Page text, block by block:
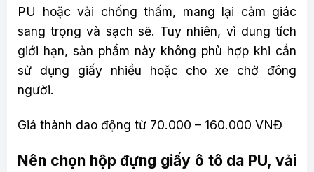
PU hoặc vải chống thấm, mang lại cảm giác
sang trọng và sạch sẽ. Tuy nhiên, vì dung tích
giới hạn, sản phẩm này không phù hợp khi cần
sử dụng giấy nhiều hoặc cho xe chở đông
người.
Giá thành dao động từ 70.000 – 160.000 VNĐ
Nên chọn hộp đựng giấy ô tô da PU, vải